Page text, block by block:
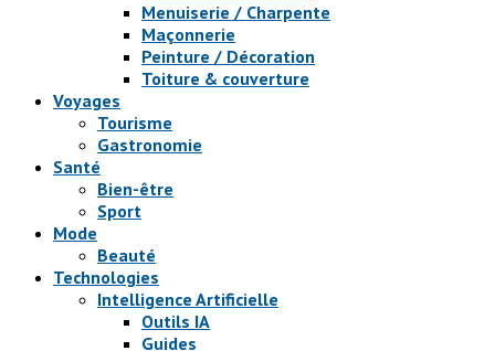
Menuiserie / Charpente
Maçonnerie
Peinture / Décoration
Toiture & couverture
Voyages
Tourisme
Gastronomie
Santé
Bien-être
Sport
Mode
Beauté
Technologies
Intelligence Artificielle
Outils IA
Guides